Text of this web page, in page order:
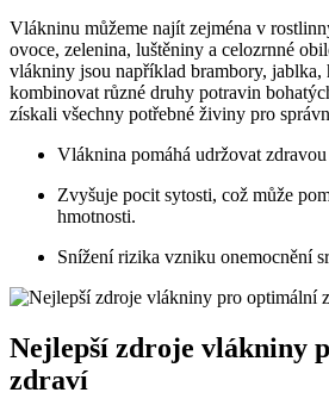
Vlákninu můžeme najít zejména v
ovoce, zelenina, luštěniny a celozrnné
vlákniny jsou například brambory, jablka,
kombinovat různé druhy potravin
získali všechny potřebné živiny pro
Vláknina pomáhá udržovat
Zvyšuje pocit sytosti, což může
hmotnosti.
Snížení rizika vzniku onemocnění
Nejlepší zdroje vlákniny
zdraví